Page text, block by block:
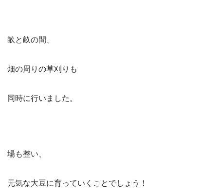
畝と畝の間、
畑の周りの草刈りも
同時に行いました。
場も整い、
元気な大豆に育っていくことでしょう！